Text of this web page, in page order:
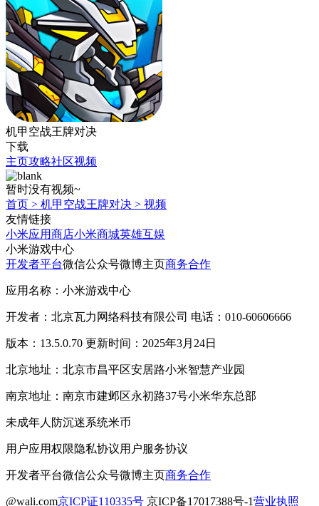
机甲空战王牌对决
下载
主页攻略社区视频
暂时没有视频~
首页 > 机甲空战王牌对决 > 视频
友情链接
小米应用商店小米商城英雄互娱
小米游戏中心
开发者平台微信公众号微博主页商务合作
应用名称：小米游戏中心
开发者：北京瓦力网络科技有限公司 电话：010-60606666
版本：13.5.0.70 更新时间：2025年3月24日
北京地址：北京市昌平区安居路小米智慧产业园
南京地址：南京市建邺区永初路37号小米华东总部
未成年人防沉迷系统米币
用户应用权限隐私协议用户服务协议
开发者平台微信公众号微博主页商务合作
@wali.com京ICP证110335号 京ICP备17017388号-1营业执照